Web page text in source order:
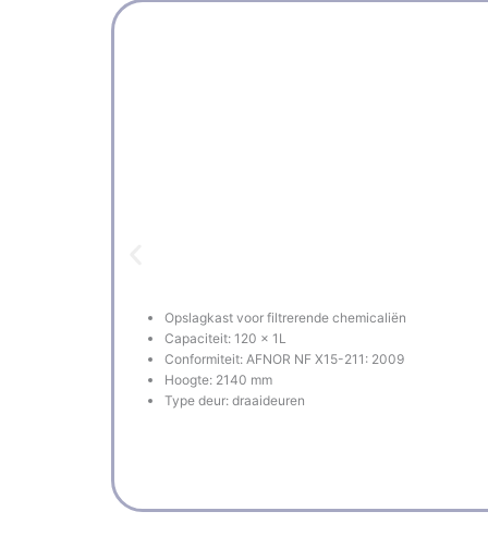
Opslagkast voor filtrerende chemicaliën
Capaciteit: 120 x 1L
Conformiteit: AFNOR NF X15-211: 2009
Hoogte: 2140 mm
Type deur: draaideuren